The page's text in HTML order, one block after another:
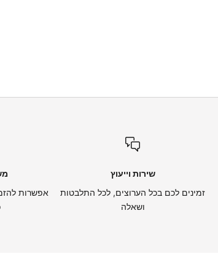
שירות וייעוץ
זמינים לכם בכל הערוצים, לכל התלבטות
ושאלה
אפשרות